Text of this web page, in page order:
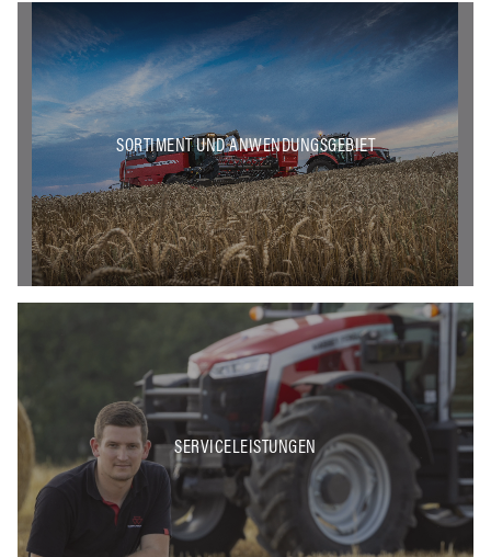
SORTIMENT UND ANWENDUNGSGEBIET
SERVICELEISTUNGEN